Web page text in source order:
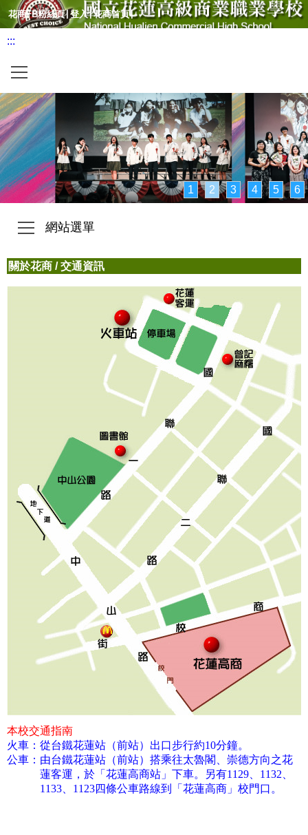
花商FB粉絲頁| 登入|花商首頁|
:::
1 2 3 4 5 6
網站選單
關於花商 /交通資訊
本校交通指南
火車： 從台鐵花蓮站（前站）出口步行約10分鐘。
公車： 由台鐵花蓮站（前站）搭乘往太魯閣、崇德方向之花
蓮客運，於「花蓮高商站」下車。另有1129、1132、
1133、1123四條公車路線到「花蓮高商」校門口。